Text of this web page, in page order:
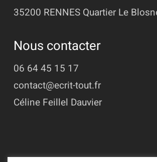
35200 RENNES Quartier Le
Nous contacter
06 64 45 15 17
contact@ecrit-tout.fr
Céline Feillel Dauvier